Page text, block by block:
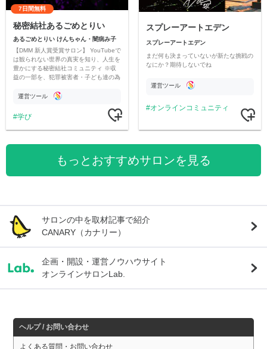
7日間無料
秘密結社あるごめとりい
あるごめとりい けんちゃん・闇病み子
【DMM 新人賞受賞サロン】 YouTubeで
は観られない世界の真実を知り、人生を
豊かにする秘密結社コミュニティ ※収
益の一部を、犯罪被害者・子ども達の為
す運営ツール
学び
スプレーアートエデン
スプレーアートエデン
まだ何も決まっていないが新たな挑戦の
なにか？期待しないでね
運営ツール
オンラインコミュニティ
もっとおすすめサロンを見る
サロンの中を取材記事で紹介
CANARY（カナリー）
企画・開設・運営ノウハウサイト
オンラインサロンLab.
ヘルプ / お問い合わせ
よくある質問・お問い合わせ